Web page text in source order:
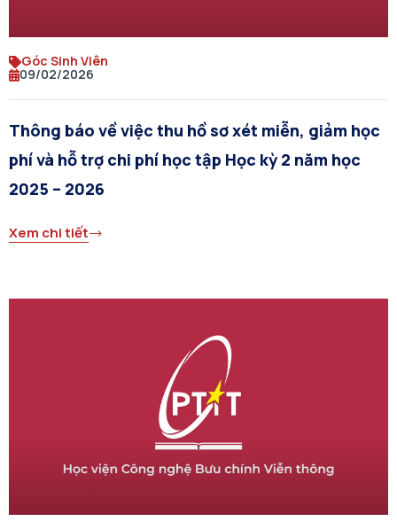
Góc Sinh Viên
09/02/2026
Thông báo về việc thu hồ sơ xét miễn, giảm học
phí và hỗ trợ chi phí học tập Học kỳ 2 năm học
2025 – 2026
Xem chi tiết